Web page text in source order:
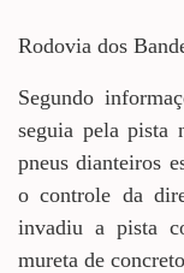
Rodovia dos
Segundo
seguia pela pista
pneus dianteiros
o controle da
invadiu a pista
mureta de